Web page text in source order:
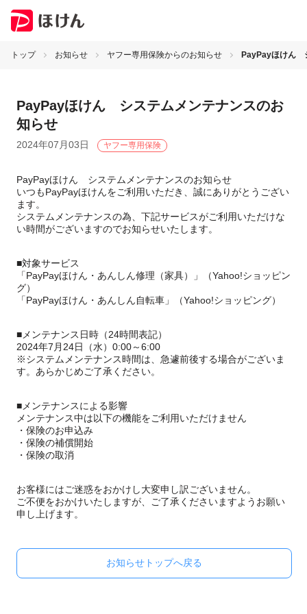
トップ お知らせ ヤフー専用保険からのお知らせ PayPayほけん
PayPayほけん システムメンテナンスのお
知らせ
2024年07月03日 ヤフー専用保険
PayPayほけん システムメンテナンスのお知らせ
いつもPayPayほけんをご利用いただき、誠にありがとうござい
ます。
システムメンテナンスの為、下記サービスがご利用いただけな
い時間がございますのでお知らせいたします。
■対象サービス
「PayPayほけん・あんしん修理（家具）」（Yahoo!ショッピン
グ）
「PayPayほけん・あんしん自転車」（Yahoo!ショッピング）
■メンテナンス日時（24時間表記）
2024年7月24日（水）0:00～6:00
※システムメンテナンス時間は、急遽前後する場合がございま
す。あらかじめご了承ください。
■メンテナンスによる影響
メンテナンス中は以下の機能をご利用いただけません
・保険のお申込み
・保険の補償開始
・保険の取消
お客様にはご迷惑をおかけし大変申し訳ございません。
ご不便をおかけいたしますが、ご了承くださいますようお願い
申し上げます。
お知らせトップへ戻る